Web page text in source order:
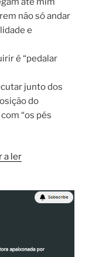
não só andar
e
é “pedalar
junto dos
do
“os pés
a ler“Como
pedais